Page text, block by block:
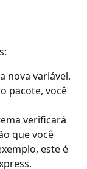
nova variável.
pacote, você
verificará
que você
este é